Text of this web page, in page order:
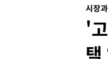
시장
'